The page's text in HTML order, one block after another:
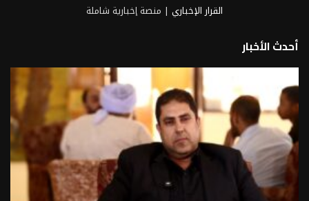
القرار الإخباري | منصة إخبارية شاملة
أحدث الأخبار